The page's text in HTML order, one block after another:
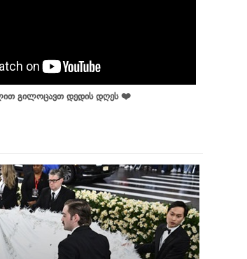
გილოცავთ დედის დღეს ❤️